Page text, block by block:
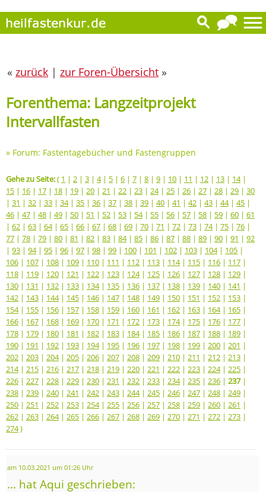
« zurück | zur Foren-Übersicht »
Forenthema: Langzeitprojekt
Intervallfasten
» Forum: Fastentagebücher und Fastengruppen
Gehe zu Seite:( 1 | 2 | 3 | 4| 5 | 6 | 7 | 8 | 9 | 10 | 11 | 12 | 13 | 14|
15 | 16 | 17 | 18 | 19 | 20 | 21 | 22 | 23 | 24| 25 | 26 | 27 | 28 | 29 | 30
| 31 | 32 | 33 | 34| 35 | 36 | 37 | 38 | 39 | 40 | 41 | 42 | 43 | 44| 45 |
46 | 47 | 48 | 49 | 50 | 51 | 52 | 53 | 54| 55 | 56 | 57 | 58 | 59 | 60 | 61
| 62 | 63 | 64| 65 | 66 | 67 | 68 | 69 | 70 | 71 | 72 | 73 | 74| 75 | 76 |
77 | 78 | 79 | 80 | 81 | 82 | 83 | 84| 85 | 86 | 87 | 88 | 89 | 90 | 91 | 92
| 93 | 94| 95 | 96 | 97 | 98 | 99 | 100 | 101 | 102 | 103 | 104| 105 |
106 | 107 | 108 | 109 | 110 | 111 | 112 | 113 | 114| 115 | 116 | 117 |
118 | 119 | 120 | 121 | 122 | 123 | 124| 125 | 126 | 127 | 128 | 129 |
130 | 131 | 132 | 133 | 134| 135 | 136 | 137 | 138 | 139 | 140 | 141 |
142 | 143 | 144| 145 | 146 | 147 | 148 | 149 | 150 | 151 | 152 | 153 |
154| 155 | 156 | 157 | 158 | 159 | 160 | 161 | 162 | 163 | 164| 165 |
166 | 167 | 168 | 169 | 170 | 171 | 172 | 173 | 174| 175 | 176 | 177 |
178 | 179 | 180 | 181 | 182 | 183 | 184| 185 | 186 | 187 | 188 | 189 |
190 | 191 | 192 | 193 | 194| 195 | 196 | 197 | 198 | 199 | 200 | 201 |
202 | 203 | 204| 205 | 206 | 207 | 208 | 209 | 210 | 211 | 212 | 213 |
214| 215 | 216 | 217 | 218 | 219 | 220 | 221 | 222 | 223 | 224| 225 |
226 | 227 | 228 | 229 | 230 | 231 | 232 | 233 | 234| 235 | 236 | 237|
238 | 239 | 240 | 241 | 242 | 243 | 244| 245 | 246 | 247 | 248 | 249 |
250 | 251 | 252 | 253 | 254| 255 | 256 | 257 | 258 | 259 | 260 | 261 |
262 | 263 | 264| 265 | 266 | 267 | 268 | 269 | 270 | 271 | 272 | 273 |
274)
am 10.03.2021 um 01:26 Uhr
... hat Aqui geschrieben: